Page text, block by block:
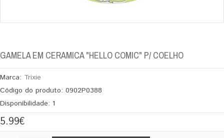
GAMELA EM CERAMICA "HELLO COMIC" P/ COELHO
Marca: Trixie
Código do produto: 0902P0388
Disponibilidade: 1
5.99€